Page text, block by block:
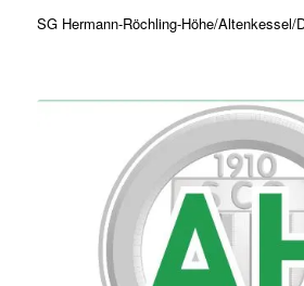
SG ­Hermann-Röchling-Höhe/